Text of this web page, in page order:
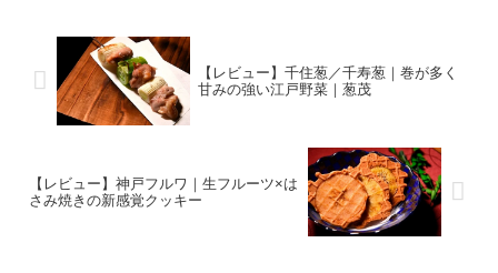
【レビュー】千住葱／千寿葱｜巻が多く
甘みの強い江戸野菜｜葱茂
【レビュー】神戸フルワ｜生フルーツ×は
さみ焼きの新感覚クッキー